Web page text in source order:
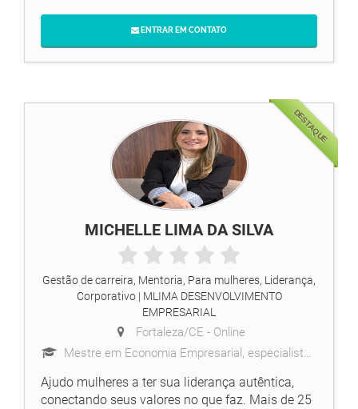
ENTRAR EM CONTATO
DESTAQUE
MICHELLE LIMA DA SILVA
Gestão de carreira, Mentoria, Para mulheres, Liderança,
Corporativo | MLIMA DESENVOLVIMENTO
EMPRESARIAL
Fortaleza/CE - Online
Mestre em Economia Empresarial, especialista em liderança feminina
Ajudo mulheres a ter sua liderança autêntica,
conectando seus valores no que faz. Mais de 25